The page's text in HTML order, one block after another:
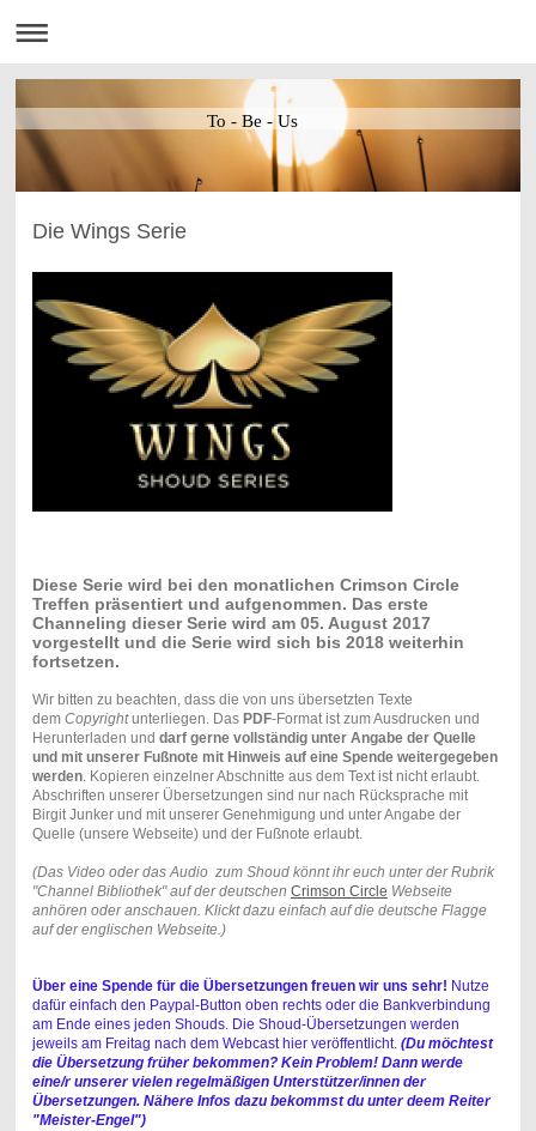
To - Be - Us
Die Wings Serie
Diese Serie wird bei den monatlichen Crimson Circle
Treffen präsentiert und aufgenommen. Das erste
Channeling dieser Serie wird am 05. August 2017
vorgestellt und die Serie wird sich bis 2018 weiterhin
fortsetzen.
Wir bitten zu beachten, dass die von uns übersetzten Texte
dem Copyrightunterliegen. Das PDF-Format ist zum Ausdrucken und
Herunterladen und darf gerne vollständig unter Angabe der Quelle
und mit unserer Fußnote mit Hinweis auf eine Spende weitergegeben
werden. Kopieren einzelner Abschnitte aus dem Text ist nicht erlaubt.
Abschriften unserer Übersetzungen sind nur nach Rücksprache mit
Birgit Junker und mit unserer Genehmigung und unter Angabe der
Quelle (unsere Webseite) und der Fußnote erlaubt.
(Das Video oder das Audio zum Shoud könnt ihr euch unter der Rubrik
"Channel Bibliothek" auf der deutschen Crimson Circle Webseite
anhören oder anschauen. Klickt dazu einfach auf die deutsche Flagge
auf der englischen Webseite.)
Über eine Spende für die Übersetzungenfreuen wir uns sehr! Nutze
dafür einfach den Paypal-Button oben rechts oder die Bankverbindung
am Ende eines jeden Shouds. Die Shoud-Übersetzungen werden
jeweils am Freitag nach dem Webcast hier veröffentlicht. (Du möchtest
die Übersetzung früher bekommen? Kein Problem! Dann werde
eine/r unserer vielen regelmäßigen Unterstützer/innen der
Übersetzungen. Nähere Infos dazu bekommst du unter deem Reiter
"Meister-Engel")